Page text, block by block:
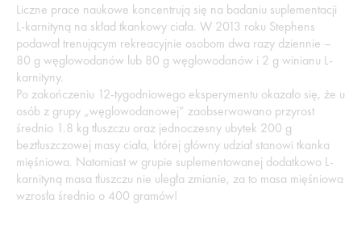
Liczne prace naukowe koncentrują się na badaniu suplementacji
L-karnityną na skład tkankowy ciała. W 2013 roku Stephens
podawał trenującym rekreacyjnie osobom dwa razy dziennie –
80 g węglowodanów lub 80 g węglowodanów i 2 g winianu L-
karnityny.
Po zakończeniu 12-tygodniowego eksperymentu okazało się, że u
osób z grupy „węglowodanowej” zaobserwowano przyrost
średnio 1.8 kg tłuszczu oraz jednoczesny ubytek 200 g
beztłuszczowej masy ciała, której główny udział stanowi tkanka
mięśniowa. Natomiast w grupie suplementowanej dodatkowo L-
karnityną masa tłuszczu nie uległa zmianie, za to masa mięśniowa
wzrosła średnio o 400 gramów!